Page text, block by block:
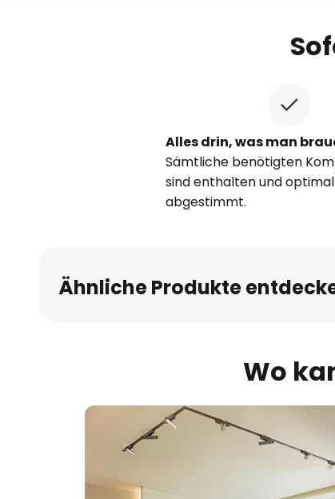
Alles drin, was man
Sämtliche benötigten
sind enthalten und
abgestimmt.
Ähnliche Produkte
Wo